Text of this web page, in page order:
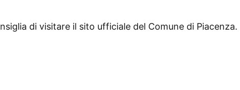
di visitare il sito ufficiale del Comune di Piacenza.